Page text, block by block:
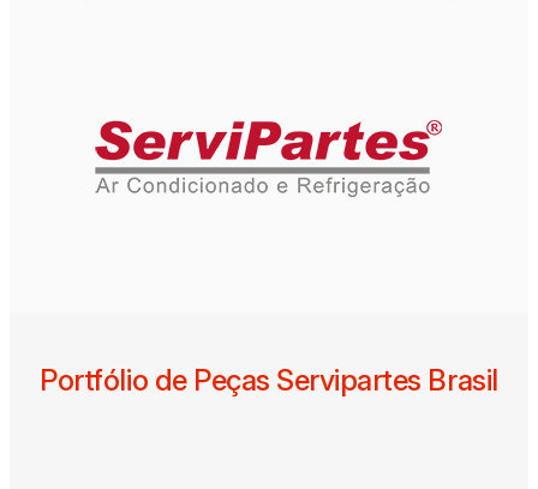
Portfólio de Peças Servipartes Brasil